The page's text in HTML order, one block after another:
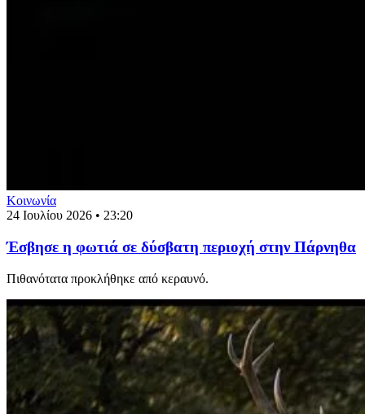
Κοινωνία
24 Ιουλίου 2026 • 23:20
Έσβησε η φωτιά σε δύσβατη περιοχή στην Πάρνηθα
Πιθανότατα προκλήθηκε από κεραυνό.